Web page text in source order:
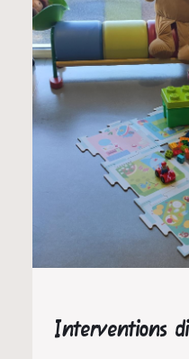
Interventions